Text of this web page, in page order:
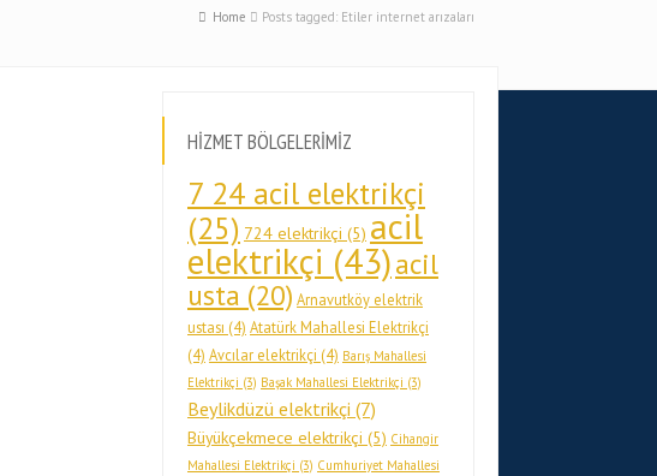
Home Posts tagged: Etiler internet arızaları
HİZMET BÖLGELERİMİZ
7 24 acil elektrikçi
(25) 724 elektrikçi (5) acil
elektrikçi (43)acil
usta (20) Arnavutköy elektrik
ustası (4) Atatürk Mahallesi Elektrikçi
(4) Avcılar elektrikçi (4) Barış Mahallesi
Elektrikçi (3) Başak Mahallesi Elektrikçi (3)
Beylikdüzü elektrikçi (7)
Büyükçekmece elektrikçi (5) Cihangir
Mahallesi Elektrikçi (3) Cumhuriyet Mahallesi